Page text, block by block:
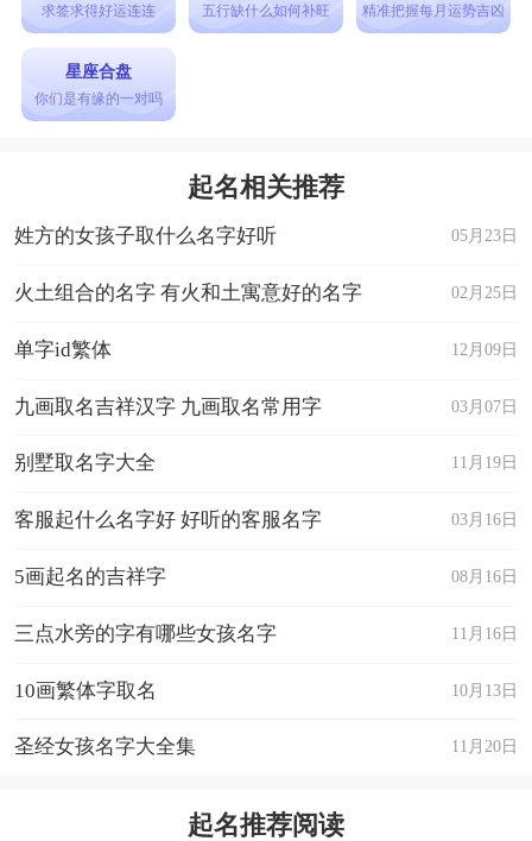
求签求得好运连连 五行缺什么如何补旺 精准把握每月运势吉凶
星座合盘
你们是有缘的一对吗
起名相关推荐
05月23日
姓方的女孩子取什么名字好听
02月25日
火土组合的名字 有火和土寓意好的名字
12月09日
单字id繁体
03月07日
九画取名吉祥汉字 九画取名常用字
11月19日
别墅取名字大全
03月16日
客服起什么名字好 好听的客服名字
08月16日
5画起名的吉祥字
11月16日
三点水旁的字有哪些女孩名字
10月13日
10画繁体字取名
11月20日
圣经女孩名字大全集
起名推荐阅读